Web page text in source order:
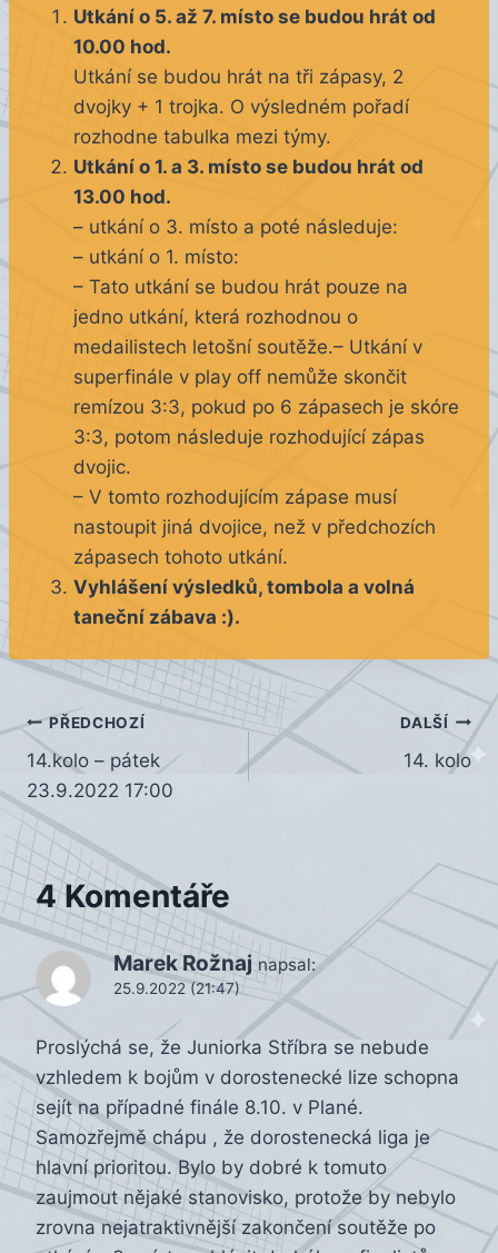
Utkání o 5. až 7. místo se budou hrát od
10.00 hod.
Utkání se budou hrát na tři zápasy, 2
dvojky + 1 trojka. O výsledném pořadí
rozhodne tabulka mezi týmy.
Utkání o 1. a 3. místo se budou hrát od
13.00 hod.
– utkání o 3. místo a poté následuje:
– utkání o 1. místo:
– Tato utkání se budou hrát pouze na
jedno utkání, která rozhodnou o
medailistech letošní soutěže.– Utkání v
superfinále v play off nemůže skončit
remízou 3:3, pokud po 6 zápasech je skóre
3:3, potom následuje rozhodující zápas
dvojic.
– V tomto rozhodujícím zápase musí
nastoupit jiná dvojice, než v předchozích
zápasech tohoto utkání.
Vyhlášení výsledků, tombola a volná
taneční zábava :).
Navigace
pro
příspěvek
PŘEDCHOZÍ
14.kolo – pátek
23.9.2022 17:00
DALŠÍ
14. kolo
4 Komentáře
Marek Rožnaj napsal:
25.9.2022 (21:47)
Proslýchá se, že Juniorka Stříbra se nebude
vzhledem k bojům v dorostenecké lize schopna
sejít na případné finále 8.10. v Plané.
Samozřejmě chápu , že dorostenecká liga je
hlavní prioritou. Bylo by dobré k tomuto
zaujmout nějaké stanovisko, protože by nebylo
zrovna nejatraktivnější zakončení soutěže po